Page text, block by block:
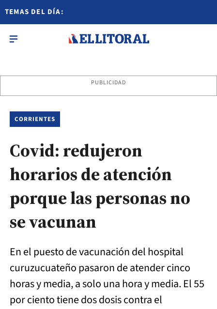
TEMAS DEL DÍA:
PUBLICIDAD
CORRIENTES
Covid: redujeron
horarios de atención
porque las personas no
se vacunan
En el puesto de vacunación del hospital
curuzucuateño pasaron de atender cinco
horas y media, a solo una hora y media. El 55
por ciento tiene dos dosis contra el